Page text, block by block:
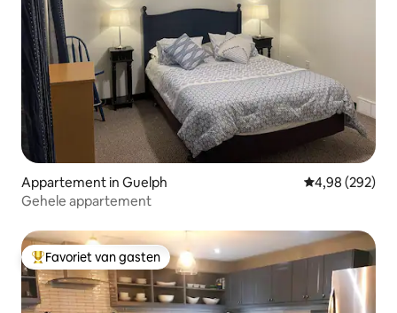
Appartement in Guelph Gemiddelde
4,98 (292)
Gehele appartement
Topfavoriet van gasten
Favoriet van gasten